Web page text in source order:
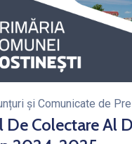
și Comunicate de
De Colectare Al